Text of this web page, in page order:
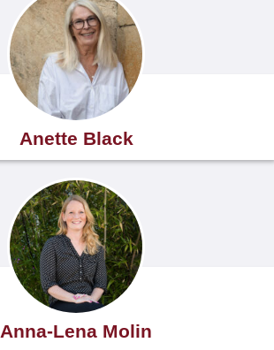
Anette Black
Anna-Lena Molin